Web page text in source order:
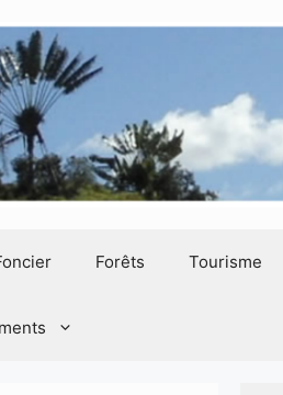
Forêts Tourisme